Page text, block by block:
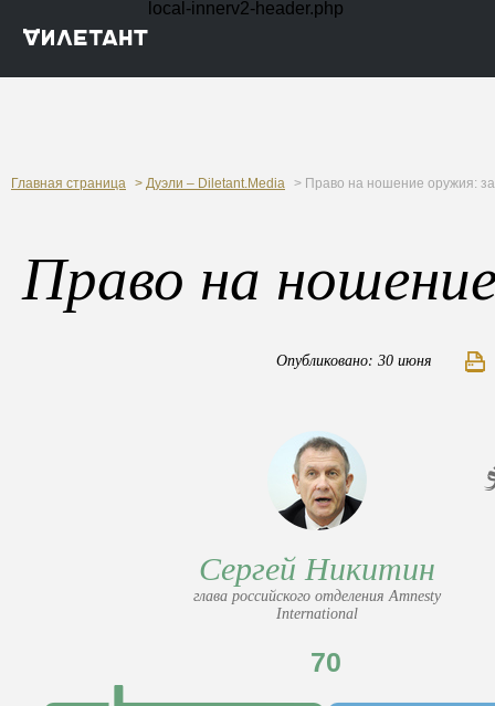
local-innerv2-header.php
Главная страница > Дуэли – Diletant.Media > Право на ношение оружия:
Право на
Опубликовано: 30 июня
Сергей Никитин
глава российского отделения Amnesty
International
70